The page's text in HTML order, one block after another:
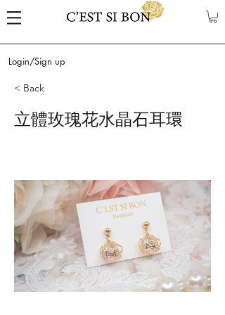
Login/Sign up
< Back
立體玫瑰花水晶石耳環